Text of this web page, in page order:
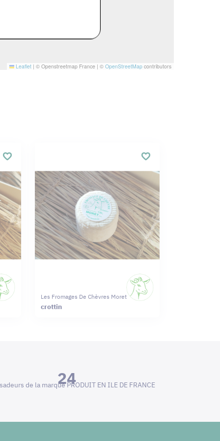
Leaflet | © Openstreetmap France | © OpenStreetMap contributors
Les Fromages De Chèvres Moret
crottin
24
de la marque PRODUIT EN ILE DE FRANCE